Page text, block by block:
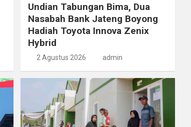
Undian Tabungan Bima, Dua
Nasabah Bank Jateng Boyong
Hadiah Toyota Innova Zenix
Hybrid
2 Agustus 2026 admin